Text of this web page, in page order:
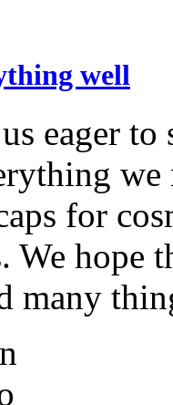
well
eager
we
for
We hope
many